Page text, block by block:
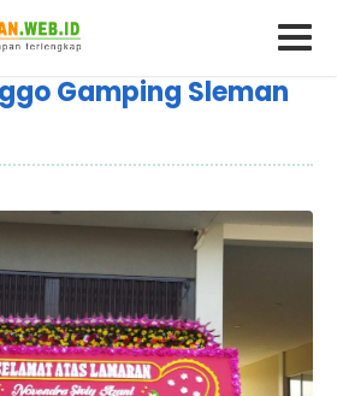
Gamping Sleman